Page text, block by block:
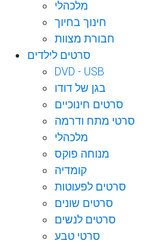
מלכהלי
חינוך בחיוך
חבורת מצוות
סרטים לילדים
DVD - USB
בגן של דודו
סרטים חינוכיים
סרטי מתח ודרמה
מלכהלי
מנוחה פוקס
קומדיה
סרטים לפעוטות
סרטים שונים
סרטים לנשים
סרטי טבע